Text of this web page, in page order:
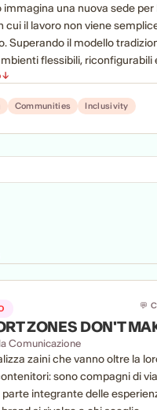
immagina una nuova sede
cui il lavoro non viene
Superando il modello
flessibili, riconfigurabili
capaci di adattarsi a modalità
continua evoluzione. La sede
alla collaborazione,
un’esperienza che
↓
Communities Inclusivity
💬
ZONES DON'T
Comunicazione
zaini che vanno oltre la
sono compagni di
integrante delle